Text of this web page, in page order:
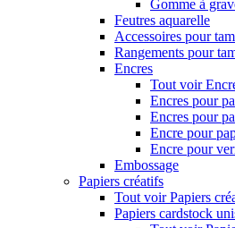
Gomme à
Feutres aquarelle
Accessoires pour
Rangements pour
Encres
Tout voir
Encres pour
Encres pour
Encre pour
Encre pour
Embossage
Papiers créatifs
Tout voir Papiers
Papiers cardstock